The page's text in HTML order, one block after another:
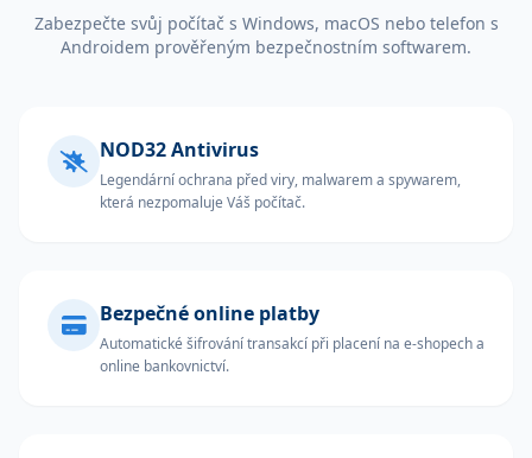
Zabezpečte svůj počítač s Windows, macOS nebo telefon s
Androidem prověřeným bezpečnostním softwarem.
NOD32 Antivirus
Legendární ochrana před viry, malwarem a spywarem,
která nezpomaluje Váš počítač.
Bezpečné online platby
Automatické šifrování transakcí při placení na e-shopech a
online bankovnictví.